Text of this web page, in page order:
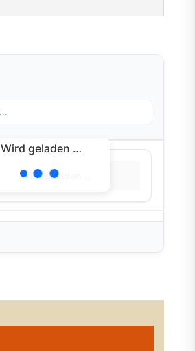
Wird geladen …
Wird geladen …